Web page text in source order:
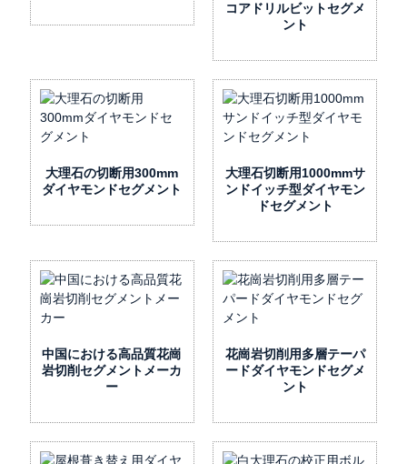
コアドリルビットセグメ
ント
大理石の切断用300mm
ダイヤモンドセグメント
大理石切断用1000mmサ
ンドイッチ型ダイヤモン
ドセグメント
中国における高品質花崗
岩切削セグメントメーカ
ー
花崗岩切削用多層テーパ
ードダイヤモンドセグメ
ント